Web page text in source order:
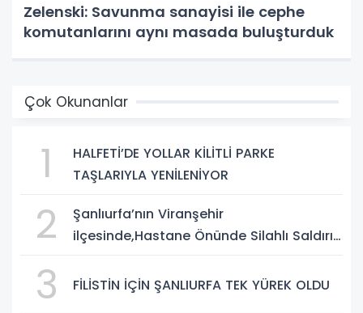
Zelenski: Savunma sanayisi ile cephe
komutanlarını aynı masada buluşturduk
Çok Okunanlar
1
HALFETİ’DE YOLLAR KİLİTLİ PARKE
TAŞLARIYLA YENİLENİYOR
2
Şanlıurfa’nın Viranşehir
ilçesinde,Hastane Önünde Silahlı Saldırı:
3 FİLİSTİN İÇİN ŞANLIURFA TEK YÜREK OLDU